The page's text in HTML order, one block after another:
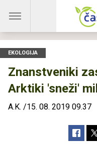
EKOLOGIJA
Znanstveniki
Arktiki 'sneži'
A.K. /15. 08. 2019 09.37